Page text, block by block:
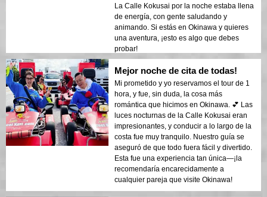
La Calle Kokusai por la noche estaba llena
de energía, con gente saludando y
animando. Si estás en Okinawa y quieres
una aventura, ¡esto es algo que debes
probar!
Mejor noche de cita de todas!
Mi prometido y yo reservamos el tour de 1
hora, y fue, sin duda, la cosa más
romántica que hicimos en Okinawa. 💕 Las
luces nocturnas de la Calle Kokusai eran
impresionantes, y conducir a lo largo de la
costa fue muy tranquilo. Nuestro guía se
aseguró de que todo fuera fácil y divertido.
Esta fue una experiencia tan única—¡la
recomendaría encarecidamente a
cualquier pareja que visite Okinawa!